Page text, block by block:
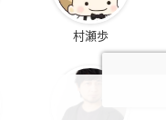
村瀬歩